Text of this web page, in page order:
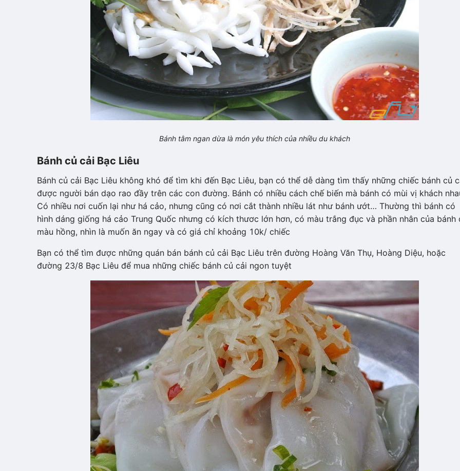
Bánh tằm ngan dừa là món yêu thích của nhiều du khách
Bánh củ cải Bạc Liêu
Bánh củ cải Bạc Liêu không khó để tìm khi đến Bạc Liêu, bạn có thể dễ dàng tìm thấy những chiếc bánh củ
được người bán dạo rao đầy trên các con đường. Bánh có nhiều cách chế biến mà bánh có mùi vị khách
Có nhiều nơi cuốn lại như há cảo, nhưng cũng có nơi cắt thành nhiều lát như bánh ướt… Thường thì bánh có
hình dáng giống há cảo Trung Quốc nhưng có kích thươc lớn hơn, có màu trắng đục và phần nhân của bánh
màu hồng, nhìn là muốn ăn ngay và có giá chỉ khoảng 10k/ chiếc
Bạn có thể tìm được những quán bán bánh củ cải Bạc Liêu trên đường Hoàng Văn Thụ, Hoàng Diệu, hoặc
đường 23/8 Bạc Liêu để mua những chiếc bánh củ cải ngon tuyệt